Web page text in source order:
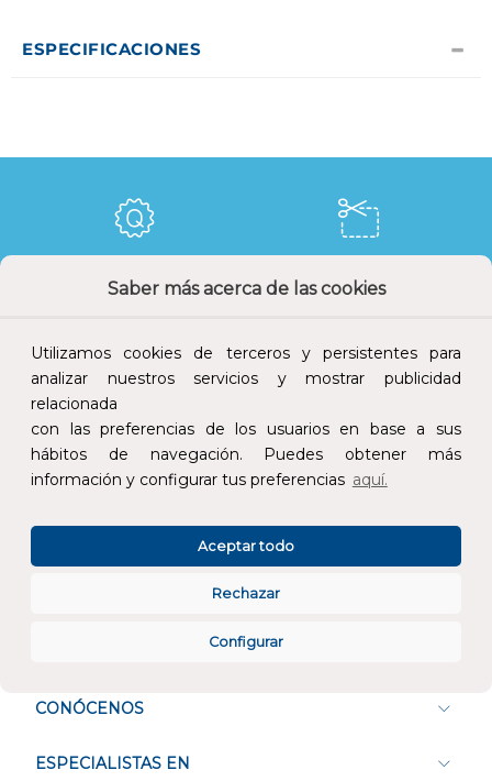
Saber más acerca de las cookies
Utilizamos cookies de terceros y persistentes para
analizar nuestros servicios y mostrar publicidad
relacionada
con las preferencias de los usuarios en base a sus
hábitos de navegación. Puedes obtener más
información y configurar tus preferencias aquí.
Configurar
Rechazar
Aceptar todo
ESPECIFICACIONES
Calidad y precio Descuentos
Devoluciones
Atención al cliente
CONÓCENOS
ESPECIALISTAS EN